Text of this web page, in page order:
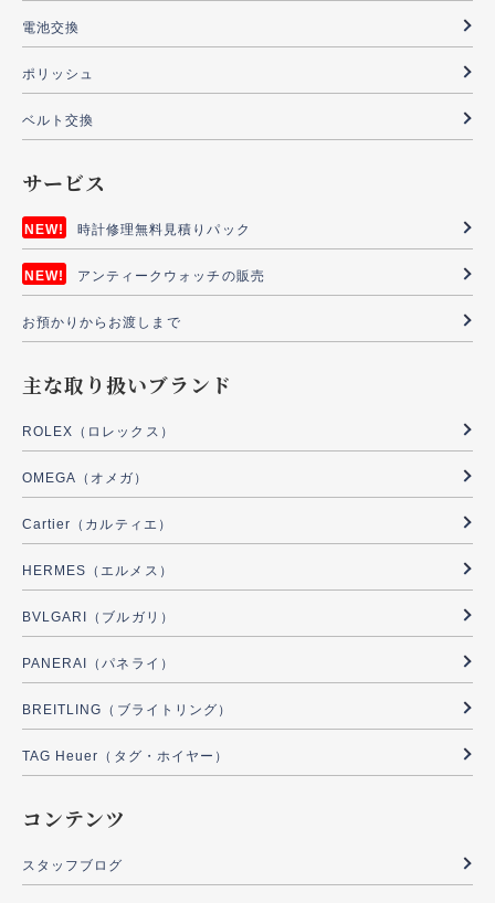
電池交換
ポリッシュ
ベルト交換
サービス
時計修理無料見積りパック
アンティークウォッチの販売
お預かりからお渡しまで
主な取り扱いブランド
ROLEX（ロレックス）
OMEGA（オメガ）
Cartier（カルティエ）
HERMES（エルメス）
BVLGARI（ブルガリ）
PANERAI（パネライ）
BREITLING（ブライトリング）
TAG Heuer（タグ・ホイヤー）
コンテンツ
スタッフブログ